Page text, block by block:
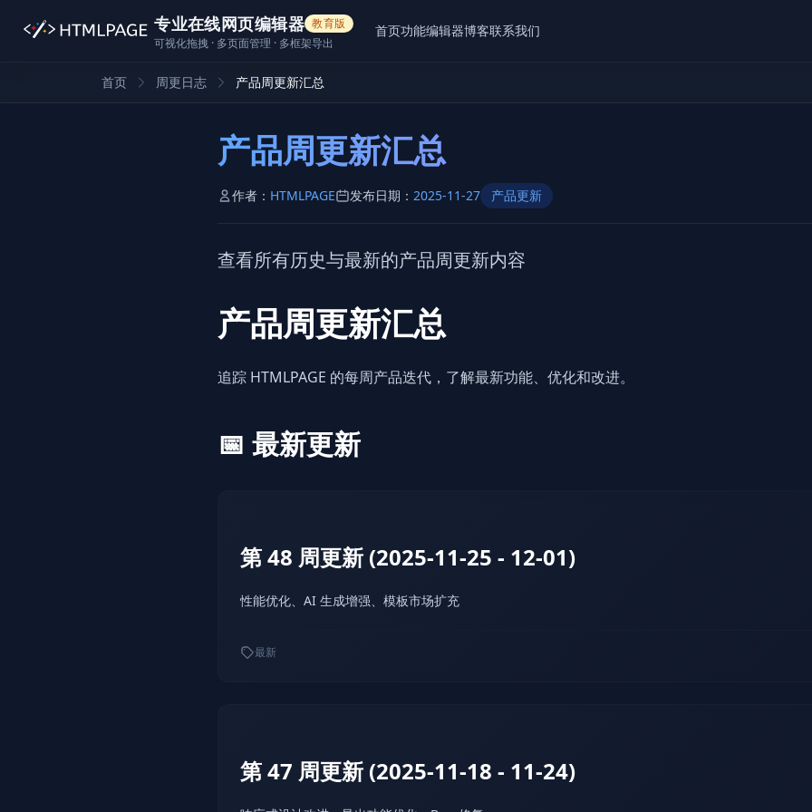
专业在线网页编辑器 教育版
可视化拖拽 · 多页面管理 · 多框架导出
首页功能编辑器博客联系我们
首页 周更日志 产品周更新汇总
产品周更新汇总
作者： HTMLPAGE 发布日期： 2025-11-27 产品更新
查看所有历史与最新的产品周更新内容
产品周更新汇总
追踪 HTMLPAGE 的每周产品迭代，了解最新功能、优化和改进。
📅 最新更新
第 48 周更新 (2025-11-25 - 12-01)
性能优化、AI 生成增强、模板市场扩充
最新
第 47 周更新 (2025-11-18 - 11-24)